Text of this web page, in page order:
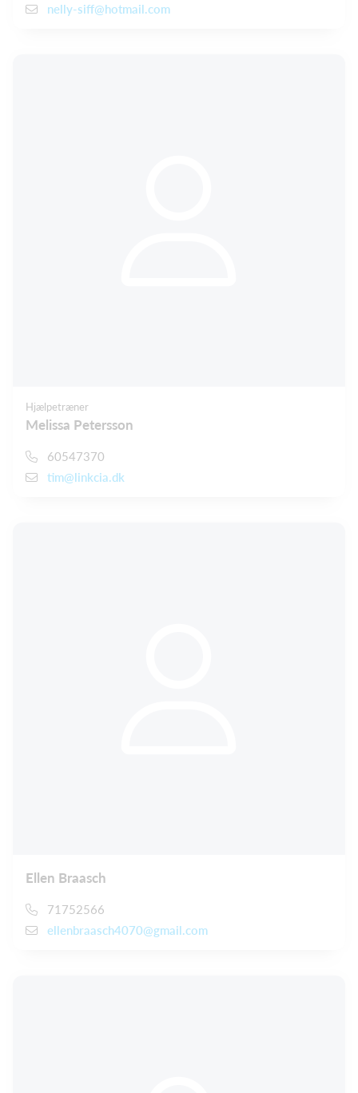
nelly-siff@hotmail.com
Hjælpetræner
Melissa Petersson
60547370
tim@linkcia.dk
Ellen Braasch
71752566
ellenbraasch4070@gmail.com